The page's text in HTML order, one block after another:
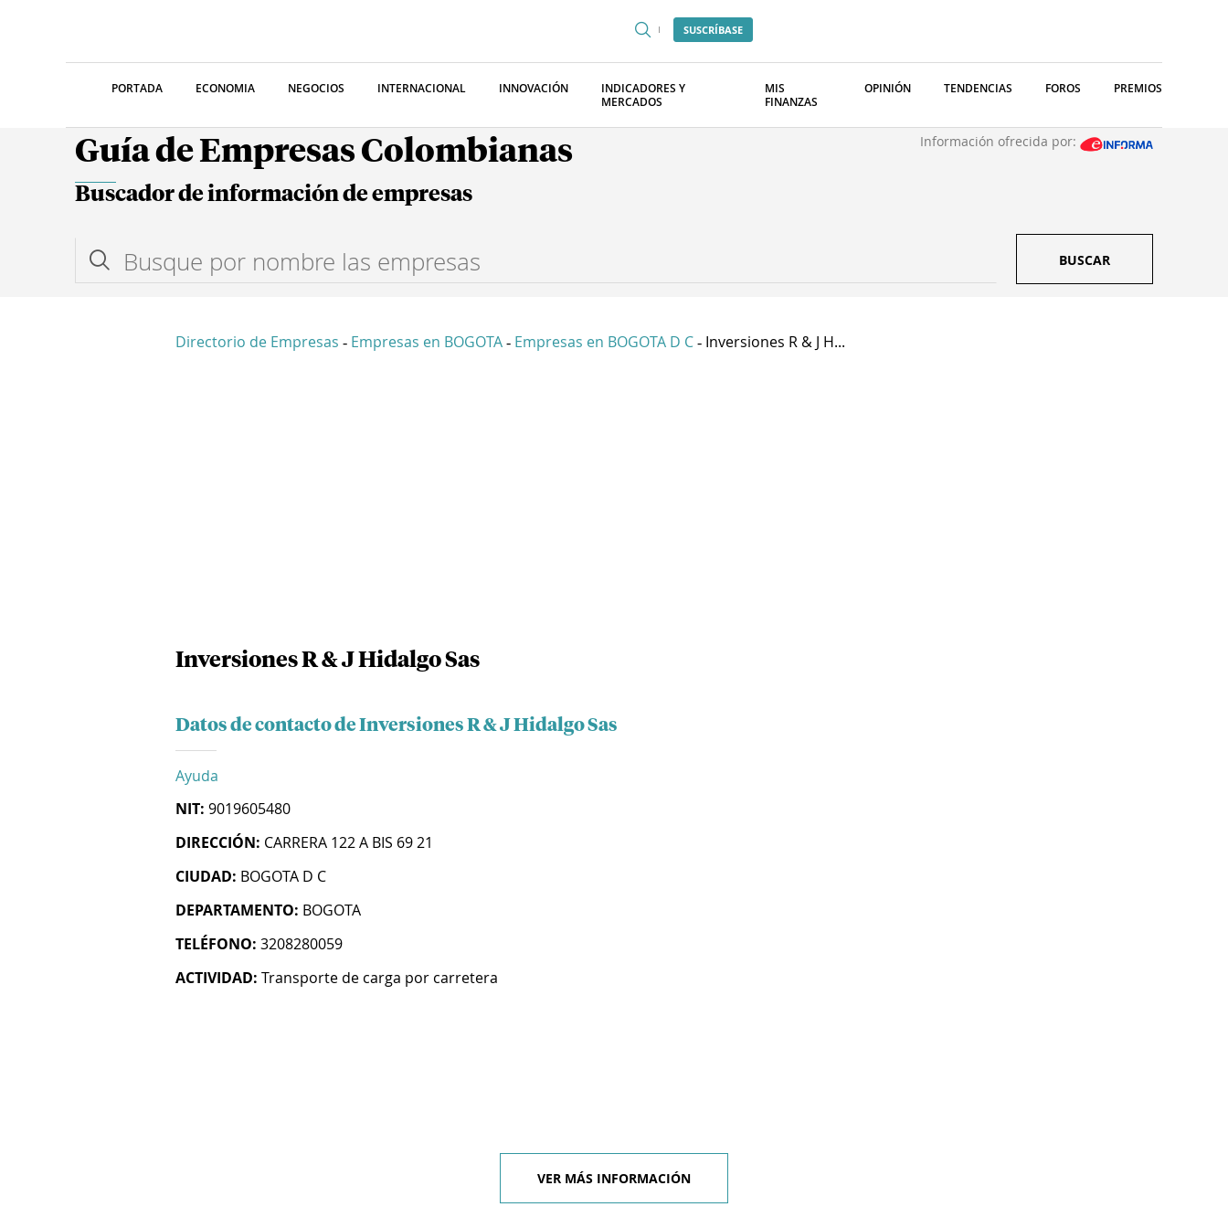
SUSCRÍBASE
PORTADA ECONOMIA NEGOCIOS INTERNACIONAL INNOVACIÓN
INDICADORES Y
MERCADOS
MIS
FINANZAS
OPINIÓN TENDENCIAS FOROS PREMIOS
Guía de Empresas Colombianas Información ofrecida por:
Buscador de información de empresas
BUSCAR
Directorio de Empresas - Empresas en BOGOTA - Empresas en BOGOTA D C - Inversiones R & J H...
Inversiones R & J Hidalgo Sas
Datos de contacto de Inversiones R & J Hidalgo Sas
Ayuda
NIT: 9019605480
DIRECCIÓN: CARRERA 122 A BIS 69 21
CIUDAD: BOGOTA D C
DEPARTAMENTO: BOGOTA
TELÉFONO: 3208280059
ACTIVIDAD: Transporte de carga por carretera
VER MÁS INFORMACIÓN